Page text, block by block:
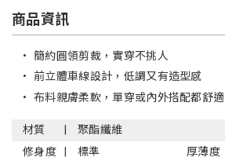
商品資訊
• 簡約圓領剪裁，實穿不挑人
• 前立體車線設計，低調又有造型感
• 布料親膚柔軟，單穿或內外搭配都舒適
材質
聚酯纖維
修身度
標準 厚薄度